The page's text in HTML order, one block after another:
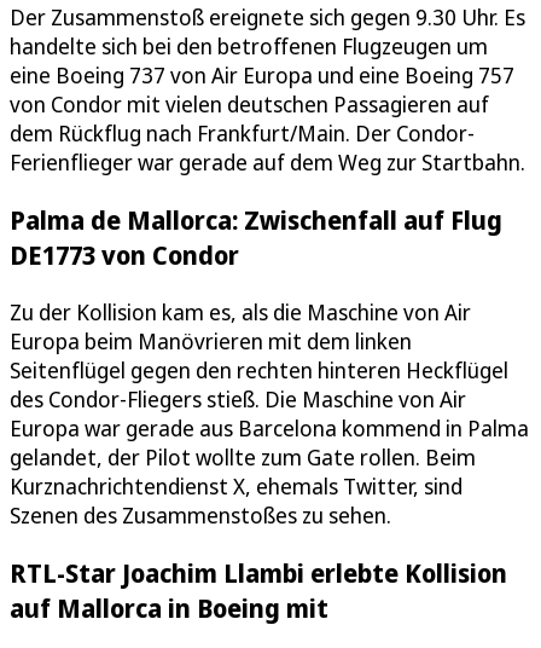
Der Zusammenstoß ereignete sich gegen 9.30 Uhr. Es
handelte sich bei den betroffenen Flugzeugen um
eine Boeing 737 von Air Europa und eine Boeing 757
von Condor mit vielen deutschen Passagieren auf
dem Rückflug nach Frankfurt/Main. Der Condor-
Ferienflieger war gerade auf dem Weg zur Startbahn.
Palma de Mallorca: Zwischenfall auf Flug
DE1773 von Condor
Zu der Kollision kam es, als die Maschine von Air
Europa beim Manövrieren mit dem linken
Seitenflügel gegen den rechten hinteren Heckflügel
des Condor-Fliegers stieß. Die Maschine von Air
Europa war gerade aus Barcelona kommend in Palma
gelandet, der Pilot wollte zum Gate rollen. Beim
Kurznachrichtendienst X, ehemals Twitter, sind
Szenen des Zusammenstoßes zu sehen.
RTL-Star Joachim Llambi erlebte Kollision
auf Mallorca in Boeing mit